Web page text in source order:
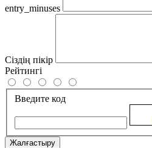
entry_minuses
Сіздің пікір
Рейтингі
Введите код
Жалғастыру